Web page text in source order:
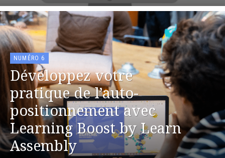
NUMÉRO 6
Développez votre
pratique de l’auto-
positionnement avec
Learning Boost by Learn
Assembly